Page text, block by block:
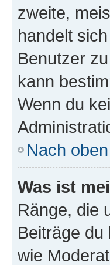
zweite,
handelt
Benutzer
kann
Wenn du
Nach oben
Was ist
Ränge, die
Beiträge
wie